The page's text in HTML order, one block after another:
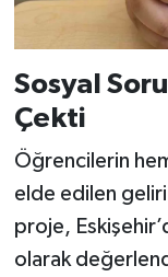
Sosyal
Çekti
Öğrencilerin
elde edilen geliri
proje,
olarak